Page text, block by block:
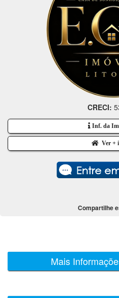
CRECI:
Inf. da
Ver +
Compartilhe
Mais